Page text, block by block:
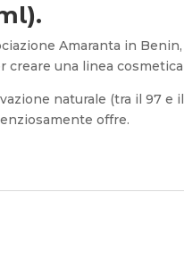
Amaranta in
creare una linea
naturale (tra il 97 e
offre.